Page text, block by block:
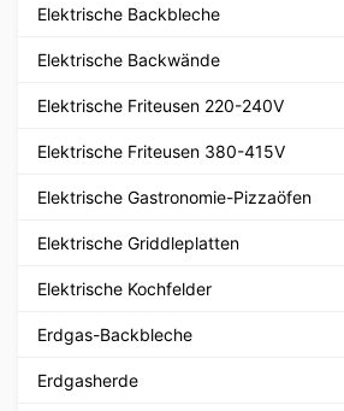
Elektrische Backbleche
Elektrische Backwände
Elektrische Friteusen 220-240V
Elektrische Friteusen 380-415V
Elektrische Gastronomie-Pizzaöfen
Elektrische Griddleplatten
Elektrische Kochfelder
Erdgas-Backbleche
Erdgasherde